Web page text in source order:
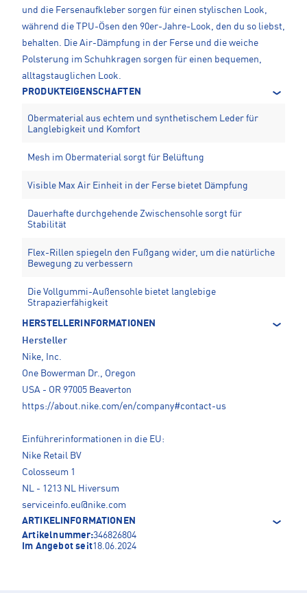
und die Fersenaufkleber sorgen für einen stylischen Look,
während die TPU-Ösen den 90er-Jahre-Look, den du so liebst,
behalten. Die Air-Dämpfung in der Ferse und die weiche
Polsterung im Schuhkragen sorgen für einen bequemen,
alltagstauglichen Look.
PRODUKTEIGENSCHAFTEN
Obermaterial aus echtem und synthetischem Leder für
Langlebigkeit und Komfort
Mesh im Obermaterial sorgt für Belüftung
Visible Max Air Einheit in der Ferse bietet Dämpfung
Dauerhafte durchgehende Zwischensohle sorgt für
Stabilität
Flex-Rillen spiegeln den Fußgang wider, um die natürliche
Bewegung zu verbessern
Die Vollgummi-Außensohle bietet langlebige
Strapazierfähigkeit
HERSTELLERINFORMATIONEN
Hersteller
Nike, Inc.
One Bowerman Dr., Oregon
USA - OR 97005 Beaverton
https://about.nike.com/en/company#contact-us
Einführerinformationen in die EU:
Nike Retail BV
Colosseum 1
NL - 1213 NL Hiversum
serviceinfo.eu@nike.com
ARTIKELINFORMATIONEN
Artikelnummer:346826804
Im Angebot seit18.06.2024